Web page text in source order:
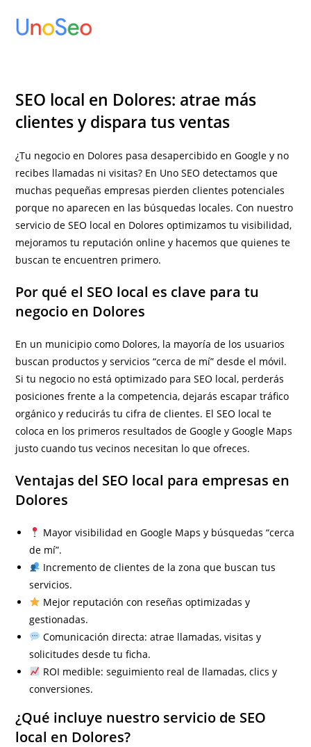
SEO local en Dolores: atrae más
clientes y dispara tus ventas
¿Tu negocio en Dolores pasa desapercibido en Google y no
recibes llamadas ni visitas? En Uno SEO detectamos que
muchas pequeñas empresas pierden clientes potenciales
porque no aparecen en las búsquedas locales. Con nuestro
servicio de SEO local en Dolores optimizamos tu visibilidad,
mejoramos tu reputación online y hacemos que quienes te
buscan te encuentren primero.
Por qué el SEO local es clave para tu
negocio en Dolores
En un municipio como Dolores, la mayoría de los usuarios
buscan productos y servicios “cerca de mí” desde el móvil.
Si tu negocio no está optimizado para SEO local, perderás
posiciones frente a la competencia, dejarás escapar tráfico
orgánico y reducirás tu cifra de clientes. El SEO local te
coloca en los primeros resultados de Google y Google Maps
justo cuando tus vecinos necesitan lo que ofreces.
Ventajas del SEO local para empresas en
Dolores
Mayor visibilidad en Google Maps y búsquedas “cerca
de mí”.
Incremento de clientes de la zona que buscan tus
servicios.
Mejor reputación con reseñas optimizadas y
gestionadas.
Comunicación directa: atrae llamadas, visitas y
solicitudes desde tu ficha.
ROI medible: seguimiento real de llamadas, clics y
conversiones.
¿Qué incluye nuestro servicio de SEO
local en Dolores?